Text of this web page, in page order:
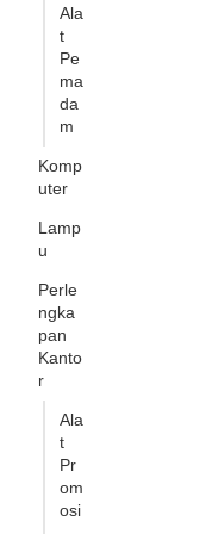
Ala
t
Pe
ma
da
m
Komp
uter
Lamp
u
Perle
ngka
pan
Kanto
r
Ala
t
Pr
om
osi